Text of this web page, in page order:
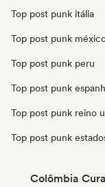
Top post punk itália
Top post punk
Top post punk peru
Top post punk
Top post punk reino
Top post punk
Colômbia